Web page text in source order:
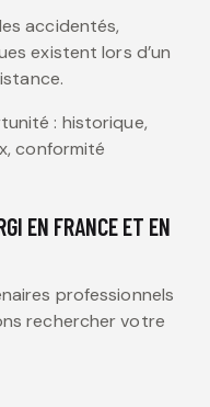
accidentés,
existent lors d’un
: historique,
conformité
EN FRANCE ET EN
professionnels
rechercher votre